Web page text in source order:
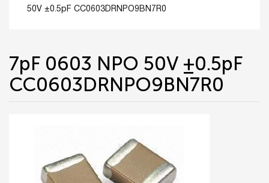
50V ±0.5pF CC0603DRNPO9BN7R0
7pF 0603 NPO 50V ±0.5pF
CC0603DRNPO9BN7R0